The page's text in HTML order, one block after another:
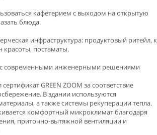
кафетерием с выходом на открытую
блюда.
инфраструктура: продуктовый ритейл,
красоты, постаматы.
с современными инженерными решениями
GREEN ZOOM за соответствие
В здании используются
а также системы рекуперации тепла.
комфортный микроклимат благодаря
приточно-вытяжной вентиляции и